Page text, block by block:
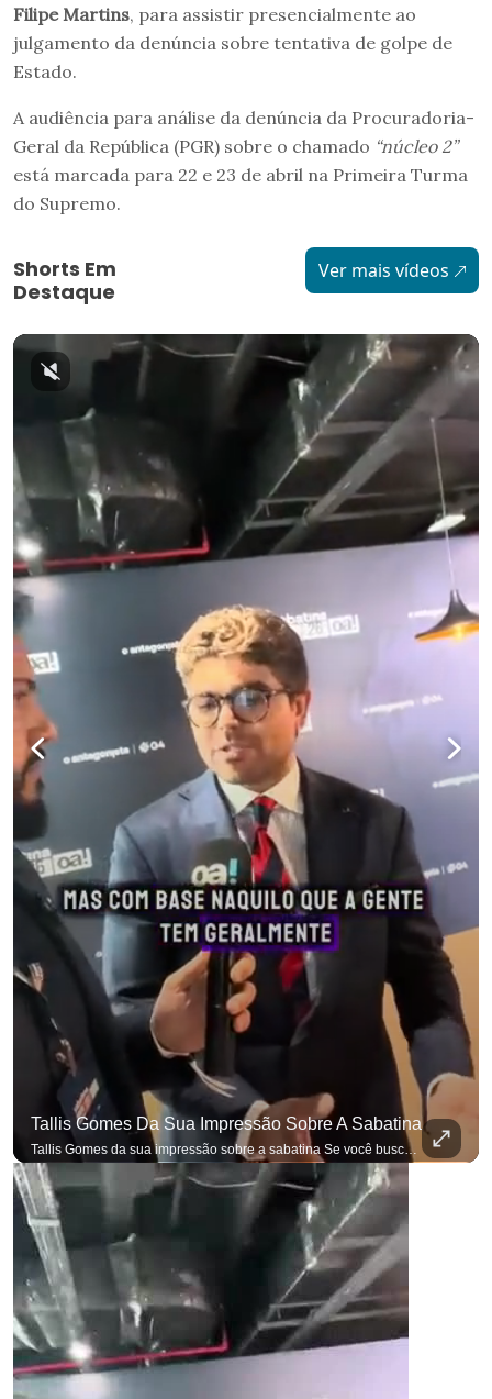
Filipe Martins, para assistir presencialmente ao
julgamento da denúncia sobre tentativa de golpe de
Estado.
A audiência para análise da denúncia da Procuradoria-
Geral da República (PGR) sobre o chamado “núcleo 2”
está marcada para 22 e 23 de abril na Primeira Turma
do Supremo.
Shorts Em
Destaque
Ver mais vídeos
Tallis Gomes Da Sua Impressão Sobre A Sabatina
Tallis Gomes da sua impressão sobre a sabatina Se você busca informação com credibilidade, inscreva-se agora e ative o